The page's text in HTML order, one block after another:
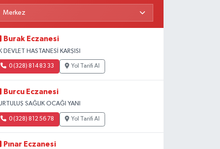
Burak Eczanesi
DEVLET HASTANESİ KARŞISI
0 (328) 814 83 33 Yol Tarifi Al
Burcu Eczanesi
SAĞLIK OCAĞI YANI
0 (328) 812 56 78 Yol Tarifi Al
Pınar Eczanesi